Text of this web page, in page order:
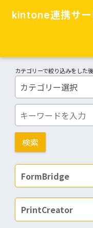
kintone連携サー
カテゴリーで絞り込みをした
FormBridge
PrintCreator